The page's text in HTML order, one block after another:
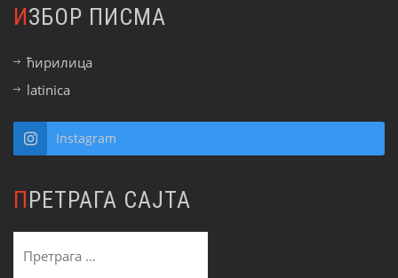
ИЗБОР ПИСМА
ћирилица
latinica
Instagram
ПРЕТРАГА САЈТА
за: